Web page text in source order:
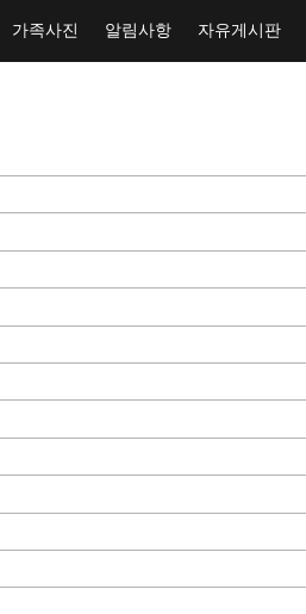
가족사진 알림사항 자유게시판